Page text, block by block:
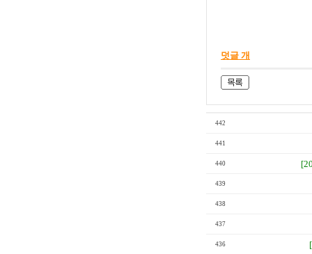
덧글 개
442
441
440
439
438
437
436